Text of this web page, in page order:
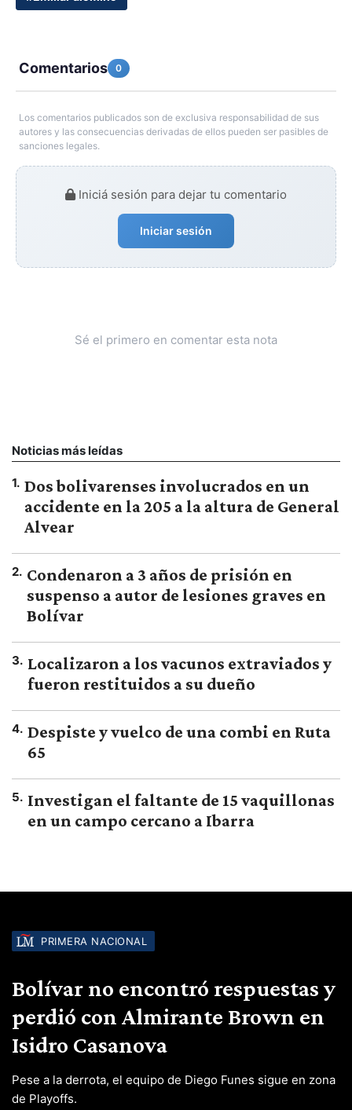
Comentarios 0
Los comentarios publicados son de exclusiva responsabilidad de sus
autores y las consecuencias derivadas de ellos pueden ser pasibles de
sanciones legales.
Iniciá sesión para dejar tu comentario
Iniciar sesión
Sé el primero en comentar esta nota
Noticias más leídas
1. Dos bolivarenses involucrados en un
accidente en la 205 a la altura de General
Alvear
2. Condenaron a 3 años de prisión en
suspenso a autor de lesiones graves en
Bolívar
3. Localizaron a los vacunos extraviados y
fueron restituidos a su dueño
4. Despiste y vuelco de una combi en Ruta
65
5. Investigan el faltante de 15 vaquillonas
en un campo cercano a Ibarra
PRIMERA NACIONAL
Bolívar no encontró respuestas y
perdió con Almirante Brown en
Isidro Casanova
Pese a la derrota, el equipo de Diego Funes sigue en zona
de Playoffs.